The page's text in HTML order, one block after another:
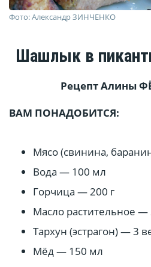
Фото: Александр ЗИНЧЕНКО
Шашлык в
Рецепт Алины
ВАМ ПОНАДОБИТСЯ:
Мясо (свинина,
Вода — 100 мл
Горчица — 200 г
Масло растительное —
Тархун (эстрагон) — 3
Мёд — 150 мл